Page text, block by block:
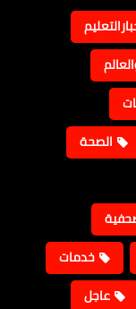
الصحة
خدمات
عاجل